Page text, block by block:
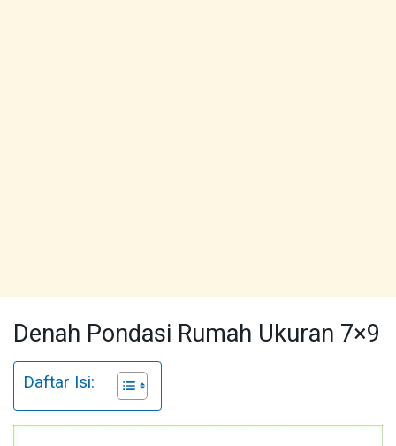
Denah Pondasi Rumah Ukuran 7×9
Daftar Isi: